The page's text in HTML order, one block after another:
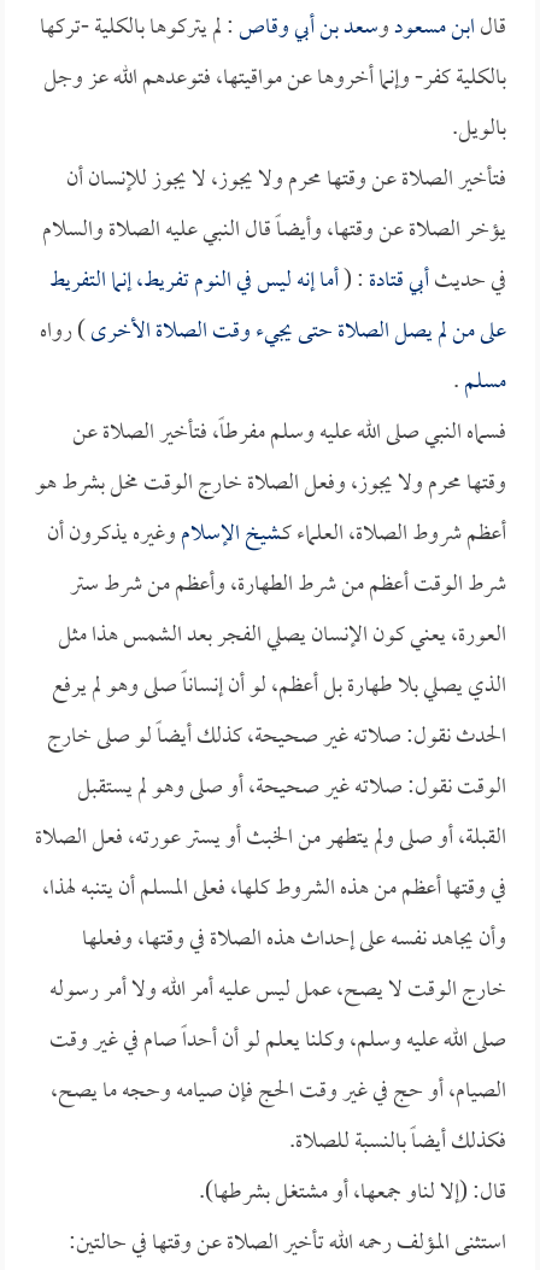
قالابن مسعودوسعد بن أبي وقاص: لم يتركوها بالكلية -تركها
بالكلية كفر- وإنما أخروها عن مواقيتها، فتوعدهم الله عز وجل
بالويل.
فتأخير الصلاة عن وقتها محرم ولا يجوز، لا يجوز للإنسان أن
يؤخر الصلاة عن وقتها، وأيضاً قال النبي عليه الصلاة والسلام
في حديثأبي قتادة: (أما إنه ليس في النوم تفريط، إنما التفريط
على من لم يصل الصلاة حتى يجيء وقت الصلاة الأخرى) رواه
مسلم.
فسماه النبي صلى الله عليه وسلم مفرطاً، فتأخير الصلاة عن
وقتها محرم ولا يجوز، وفعل الصلاة خارج الوقت مخل بشرط هو
أعظم شروط الصلاة، العلماء كـشيخ الإسلاموغيره يذكرون أن
شرط الوقت أعظم من شرط الطهارة، وأعظم من شرط ستر
العورة، يعني كون الإنسان يصلي الفجر بعد الشمس هذا مثل
الذي يصلي بلا طهارة بل أعظم، لو أن إنساناً صلى وهو لم يرفع
الحدث نقول: صلاته غير صحيحة، كذلك أيضاً لو صلى خارج
الوقت نقول: صلاته غير صحيحة، أو صلى وهو لم يستقبل
القبلة، أو صلى ولم يتطهر من الخبث أو يستر عورته، فعل الصلاة
في وقتها أعظم من هذه الشروط كلها، فعلى المسلم أن يتنبه لهذا،
وأن يجاهد نفسه على إحداث هذه الصلاة في وقتها، وفعلها
خارج الوقت لا يصح، عمل ليس عليه أمر الله ولا أمر رسوله
صلى الله عليه وسلم، وكلنا يعلم لو أن أحداً صام في غير وقت
الصيام، أو حج في غير وقت الحج فإن صيامه وحجه ما يصح،
فكذلك أيضاً بالنسبة للصلاة.
قال: (إلا لناو جمعها، أو مشتغل بشرطها).
استثنى المؤلف رحمه الله تأخير الصلاة عن وقتها في حالتين: